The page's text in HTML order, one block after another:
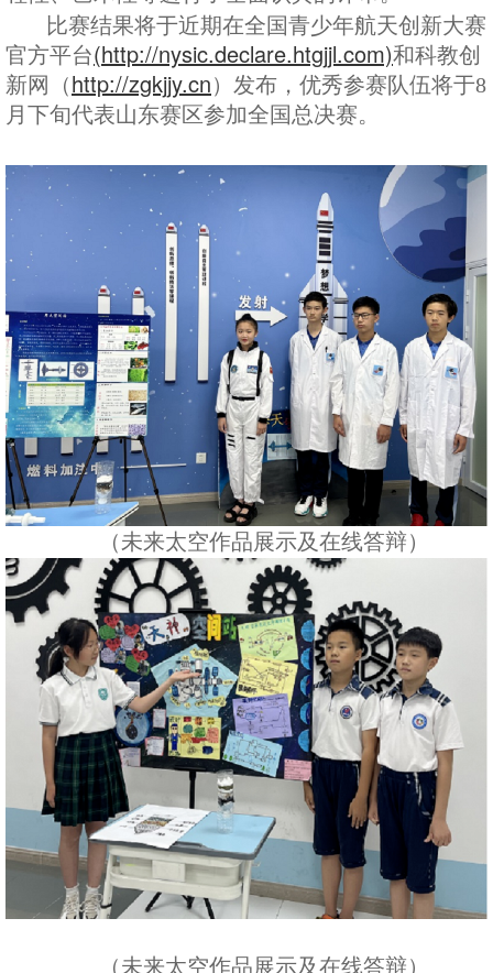
比赛结果将于近期在全国青少年航天创新大赛
官方平台(http://nysic.declare.htgjjl.com)和科教创
新网
（http://zgkjjy.cn）
发布，优秀参赛队伍将于8
月下旬代表山东赛区参加全国总决赛。
（未来太空作品展示及在线答辩）
（未来太空作品展示及在线答辩）